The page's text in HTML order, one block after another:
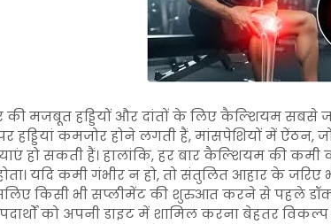
की मजबूत हड्डियों और दांतों के लिए कैल्शियम सबसे
हड्डियां कमजोर होने लगती हैं, मांसपेशियों में ऐंठन,
हो सकती हैं। हालांकि, हर बार कैल्शियम की
यदि कमी गंभीर न हो, तो संतुलित आहार के
किसी भी सप्लीमेंट की शुरुआत करने से पहले
पदार्थों को अपनी डाइट में शामिल करना बेहतर